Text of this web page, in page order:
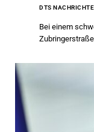
DTS
Bei einem